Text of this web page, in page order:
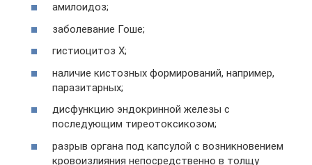
амилоидоз;
заболевание Гоше;
гистиоцитоз Х;
наличие кистозных формирований, например,
паразитарных;
дисфункцию эндокринной железы с
последующим тиреотоксикозом;
разрыв органа под капсулой с возникновением
кровоизлияния непосредственно в толщу